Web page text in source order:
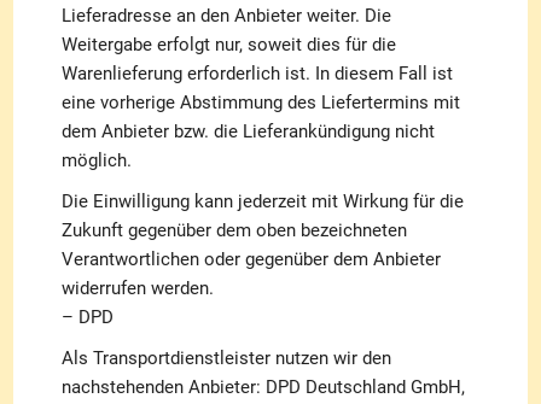
Lieferadresse an den Anbieter weiter. Die
Weitergabe erfolgt nur, soweit dies für die
Warenlieferung erforderlich ist. In diesem Fall ist
eine vorherige Abstimmung des Liefertermins mit
dem Anbieter bzw. die Lieferankündigung nicht
möglich.
Die Einwilligung kann jederzeit mit Wirkung für die
Zukunft gegenüber dem oben bezeichneten
Verantwortlichen oder gegenüber dem Anbieter
widerrufen werden.
– DPD
Als Transportdienstleister nutzen wir den
nachstehenden Anbieter: DPD Deutschland GmbH,